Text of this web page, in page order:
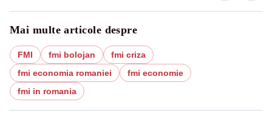
Mai multe articole despre
FMI fmi bolojan
fmi criza
fmi economia romaniei
fmi economie
fmi in romania